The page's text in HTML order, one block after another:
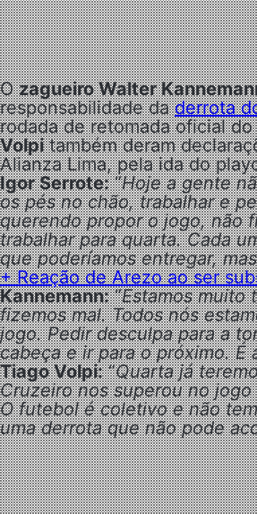
Ozagueiro Walter
responsabilidade daderrota
rodada de retomada oficial
Volpitambém deram
Alianza Lima, pela ida do
Igor Serrote:“Hoje a gente
os pés no chão, trabalhar e
querendo propor o jogo, não
trabalhar para quarta. Cada
que poderíamos entregar,
+Reação de Arezo ao ser
Kannemann:“Estamos muito
fizemos mal. Todos nós
jogo. Pedir desculpa para a
cabeça e ir para o próximo. É
Tiago Volpi:“Quarta já
Cruzeiro nos superou no
O futebol é coletivo e não
uma derrota que não pode